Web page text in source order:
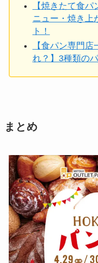
【焼きたて食
ニュー・焼き上
ト！
【食パン専門
れ？】3種類の
まとめ